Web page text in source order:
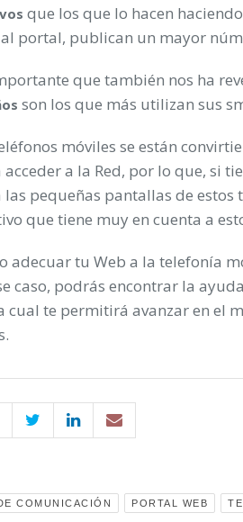
que los que lo hacen
al portal, publican un mayor
que también nos ha
son los que más utilizan sus
móviles se están
a la Red, por lo que, si
las pequeñas pantallas de estos
que tiene muy en cuenta a
adecuar tu Web a la telefonía
caso, podrás encontrar la
cual te permitirá avanzar en el
COMUNICACIÓN PORTAL WEB